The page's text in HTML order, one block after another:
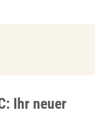
Ihr neuer